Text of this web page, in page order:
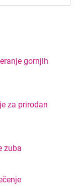
e
gornjih
za prirodan
zuba